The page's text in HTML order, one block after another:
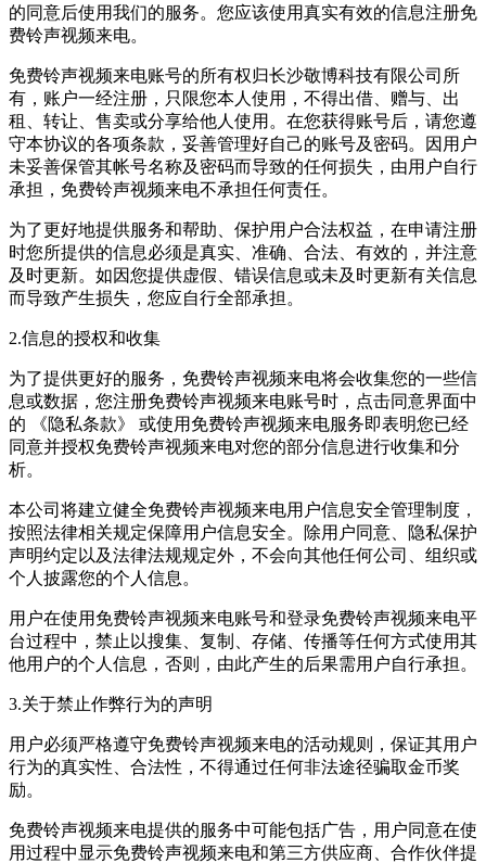
的同意后使用我们的服务。您应该使用真实有效的信息注册免
费铃声视频来电。
免费铃声视频来电账号的所有权归长沙敬博科技有限公司 所
有，账户一经注册，只限您本人使用，不得出借、赠与、出
租、转让、售卖或分享给他人使用。在您获得账号后，请您遵
守本协议的各项条款，妥善管理好自己的账号及密码。因用户
未妥善保管其帐号名称及密码而导致的任何损失，由用户自行
承担， 免费铃声视频来电不承担任何责任。
为了更好地提供服务和帮助、保护用户合法权益，在申请注册
时您所提供的信息必须是真实、准确、合法、有效的，并注意
及时更新。如因您提供虚假、错误信息或未及时更新有关信息
而导致产生损失，您应自行全部承担。
2.信息的授权和收集
为了提供更好的服务， 免费铃声视频来电将会收集您的一些信
息或数据，您注册免费铃声视频来电账号时，点击同意界面中
的 《隐私条款》 或使用 免费铃声视频来电服务即表明您已经
同意并授权免费铃声视频来电对您的部分信息进行收集和分
析。
本公司将建立健全免费铃声视频来电用户信息安全管理制度，
按照法律相关规定保障用户信息安全。除用户同意、隐私保护
声明约定以及法律法规规定外，不会向其他任何公司、组织或
个人披露您的个人信息。
用户在使用 免费铃声视频来电账号和登录免费铃声视频来电平
台过程中，禁止以搜集、复制、存储、传播等任何方式使用其
他用户的个人信息，否则，由此产生的后果需用户自行承担。
3.关于禁止作弊行为的声明
用户必须严格遵守免费铃声视频来电的活动规则，保证其用户
行为的真实性、合法性，不得通过任何非法途径骗取金币奖
励。
免费铃声视频来电提供的服务中可能包括广告，用户同意在使
用过程中显示免费铃声视频来电和第三方供应商、合作伙伴提